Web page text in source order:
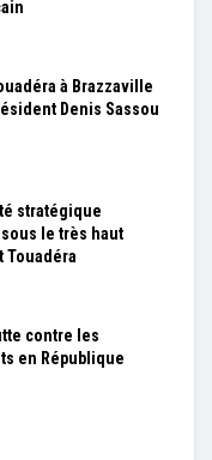
à Brazzaville
Denis Sassou
stratégique
sous le très haut
Touadéra
contre les
en République